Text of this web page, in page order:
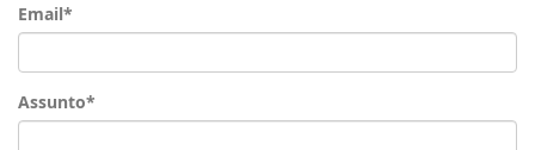
Email*
Assunto*